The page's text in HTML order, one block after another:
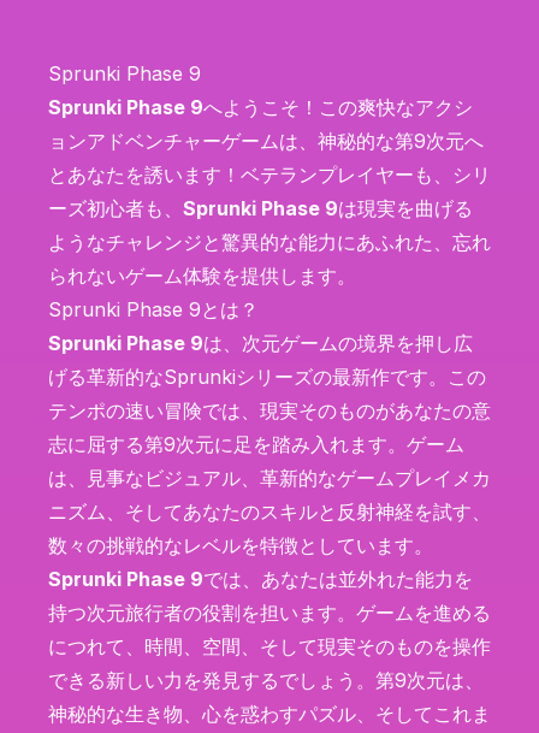
Sprunki Phase 9
Sprunki Phase 9へようこそ！この爽快なアクシ
ョンアドベンチャーゲームは、神秘的な第9次元へ
とあなたを誘います！ベテランプレイヤーも、シリ
ーズ初心者も、 Sprunki Phase 9は現実を曲げる
ようなチャレンジと驚異的な能力にあふれた、忘れ
られないゲーム体験を提供します。
Sprunki Phase 9とは？
Sprunki Phase 9は、次元ゲームの境界を押し広
げる革新的なSprunkiシリーズの最新作です。この
テンポの速い冒険では、現実そのものがあなたの意
志に屈する第9次元に足を踏み入れます。ゲーム
は、見事なビジュアル、革新的なゲームプレイメカ
ニズム、そしてあなたのスキルと反射神経を試す、
数々の挑戦的なレベルを特徴としています。
Sprunki Phase 9では、あなたは並外れた能力を
持つ次元旅行者の役割を担います。ゲームを進める
につれて、時間、空間、そして現実そのものを操作
できる新しい力を発見するでしょう。第9次元は、
神秘的な生き物、心を惑わすパズル、そしてこれま